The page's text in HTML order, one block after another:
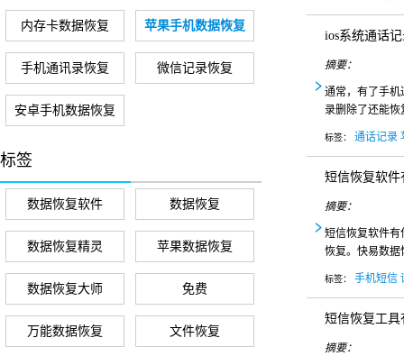
内存卡数据恢复 苹果手机数据恢复
手机通讯录恢复 微信记录恢复
安卓手机数据恢复
标签
数据恢复软件 数据恢复
数据恢复精灵 苹果数据恢复
数据恢复大师 免费
万能数据恢复 文件恢复
ios系统通话
摘要：
通常，有了手机
录删除了还能恢
标签： 通话记录
短信恢复软件
摘要：
短信恢复软件有
恢复。快易数据
标签： 手机短信
短信恢复工具
摘要：